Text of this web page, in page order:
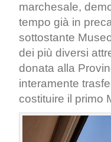
marchesale,
tempo già in
sottostante
dei più diversi
donata alla
interamente
costituire il primo